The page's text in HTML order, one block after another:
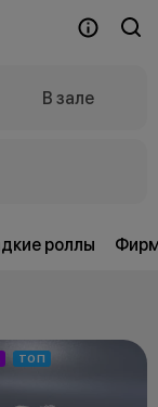
В зале
роллы
ТОП